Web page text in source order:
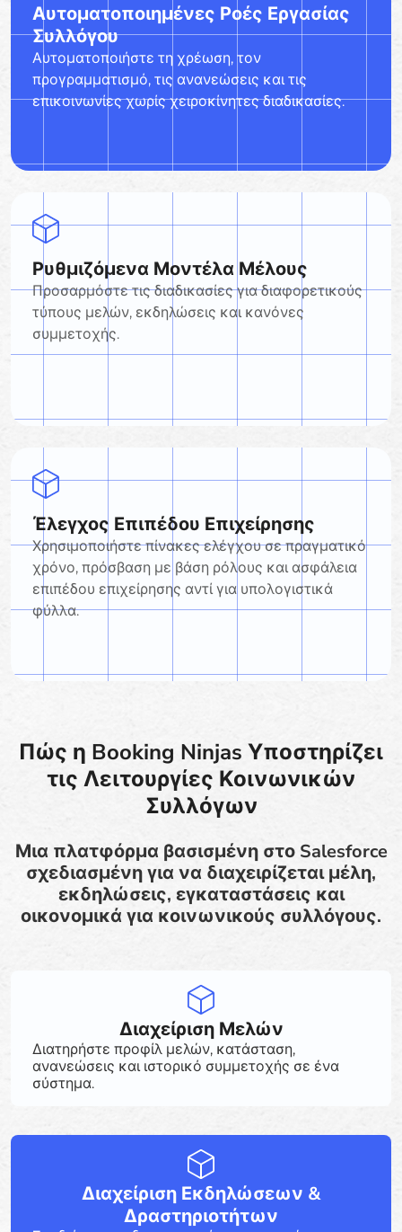
Αυτοματοποιημένες Ροές Εργασίας
Συλλόγου
Αυτοματοποιήστε τη χρέωση, τον
προγραμματισμό, τις ανανεώσεις και τις
επικοινωνίες χωρίς χειροκίνητες διαδικασίες.
Ρυθμιζόμενα Μοντέλα Μέλους
Προσαρμόστε τις διαδικασίες για διαφορετικούς
τύπους μελών, εκδηλώσεις και κανόνες
συμμετοχής.
Έλεγχος Επιπέδου Επιχείρησης
Χρησιμοποιήστε πίνακες ελέγχου σε πραγματικό
χρόνο, πρόσβαση με βάση ρόλους και ασφάλεια
επιπέδου επιχείρησης αντί για υπολογιστικά
φύλλα.
Πώς η Booking Ninjas Υποστηρίζει
τις Λειτουργίες Κοινωνικών
Συλλόγων
Μια πλατφόρμα βασισμένη στο Salesforce
σχεδιασμένη για να διαχειρίζεται μέλη,
εκδηλώσεις, εγκαταστάσεις και
οικονομικά για κοινωνικούς συλλόγους.
Διαχείριση Μελών
Διατηρήστε προφίλ μελών, κατάσταση,
ανανεώσεις και ιστορικό συμμετοχής σε ένα
σύστημα.
Διαχείριση Εκδηλώσεων &
Δραστηριοτήτων